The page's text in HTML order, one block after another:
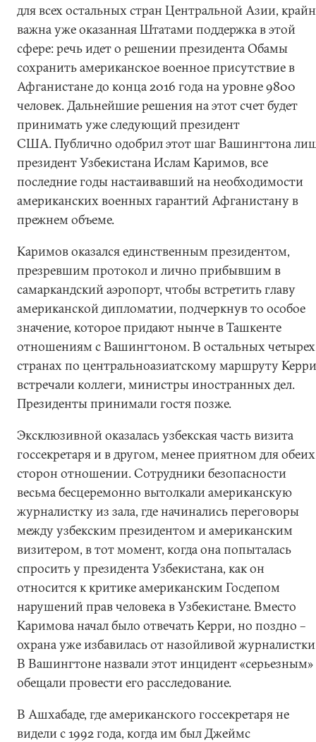
для всех остальных стран Центральной Азии,
важна уже оказанная Штатами поддержка в этой
сфере: речь идет о решении президента Обамы
сохранить американское военное присутствие в
Афганистане до конца 2016 года на уровне 9800
человек. Дальнейшие решения на этот счет будет
принимать уже следующий президент
США. Публично одобрил этот шаг Вашингтона
президент Узбекистана Ислам Каримов, все
последние годы настаивавший на необходимости
американских военных гарантий Афганистану в
прежнем объеме.
Каримов оказался единственным президентом,
презревшим протокол и лично прибывшим в
самаркандский аэропорт, чтобы встретить главу
американской дипломатии, подчеркнув то особое
значение, которое придают нынче в Ташкенте
отношениям с Вашингтоном. В остальных четырех
странах по центральноазиатскому маршруту Керри
встречали коллеги, министры иностранных дел.
Президенты принимали гостя позже.
Эксклюзивной оказалась узбекская часть визита
госсекретаря и в другом, менее приятном для обеих
сторон отношении. Сотрудники безопасности
весьма бесцеремонно вытолкали американскую
журналистку из зала, где начинались переговоры
между узбекским президентом и американским
визитером, в тот момент, когда она попыталась
спросить у президента Узбекистана, как он
относится к критике американским Госдепом
нарушений прав человека в Узбекистане. Вместо
Каримова начал было отвечать Керри, но поздно –
охрана уже избавилась от назойливой
В Вашингтоне назвали этот инцидент
обещали провести его расследование.
В Ашхабаде, где американского госсекретаря не
видели с 1992 года, когда им был Джеймс